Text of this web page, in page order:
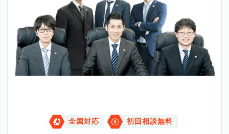
全国対応 初回相談無料